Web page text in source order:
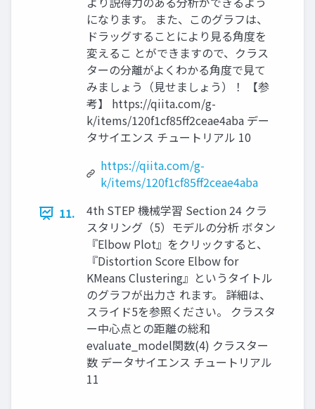
になります。 また、このグラフは、
ドラッグすることにより見る角度を
変えるこ とができますので、クラス
ターの分離がよくわかる角度で見て
みましょう（見せましょう）！ 【参
考】 https://qiita.com/g-
k/items/120f1cf85ff2ceae4aba デー
タサイエンス チュートリアル 10
https://qiita.com/g-
k/items/120f1cf85ff2ceae4aba
11.
4th STEP 機械学習 Section 24 クラ
スタリング（5）モデルの分析 ボタン
『Elbow Plot』をクリックすると、
『Distortion Score Elbow for
KMeans Clustering』というタイトル
のグラフが出力さ れます。 詳細は、
スライド5を参照ください。 クラスタ
ー中心点との距離の総和
evaluate_model関数(4) クラスター
数 データサイエンス チュートリアル
11